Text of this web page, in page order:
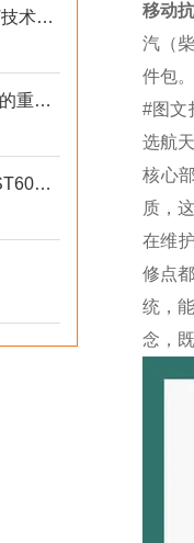
手台式3寸柴油消防泵ECP80ST技术参数
矿场排水工程选择这款汽油水泵的重要性
城市抢险用6寸双缸柴油机水泵ST60DS产品介绍
移动
汽（
件包。
#图文
选航
核心
质，
在维
修点
统，
念，